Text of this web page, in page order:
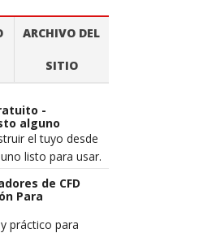
ARCHIVO DEL
SITIO
-
alguno
el tuyo desde
listo para usar.
dinero en los
m...
de CFD
Para
práctico para